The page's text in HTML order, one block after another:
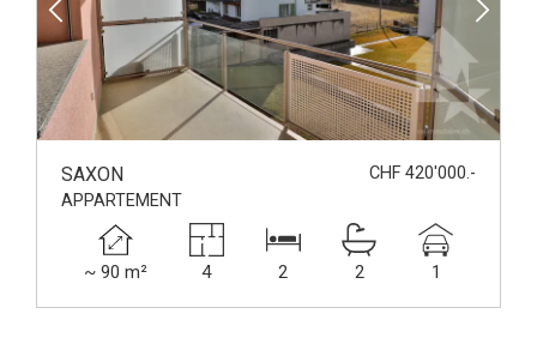
SAXON
CHF 420'000.-
APPARTEMENT
~ 90 m² 4 2 2 1